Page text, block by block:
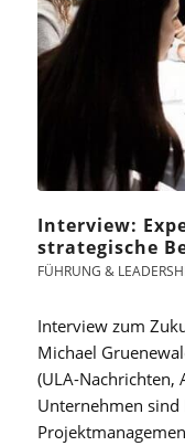
Interview:
strategische
FÜHRUNG &
Interview zum
Michael
(ULA-Nachrichten,
Unternehmen